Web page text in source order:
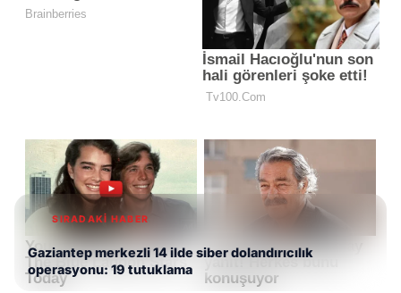
SIRADAKİ HABER
Gaziantep merkezli 14 ilde siber dolandırıcılık
operasyonu: 19 tutuklama